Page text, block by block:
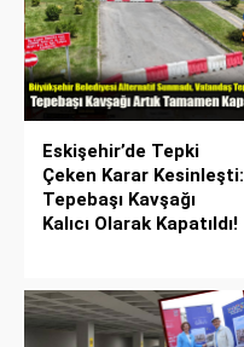
Eskişehir’de Tepki
Çeken Karar Kesinleşti:
Tepebaşı Kavşağı
Kalıcı Olarak Kapatıldı!